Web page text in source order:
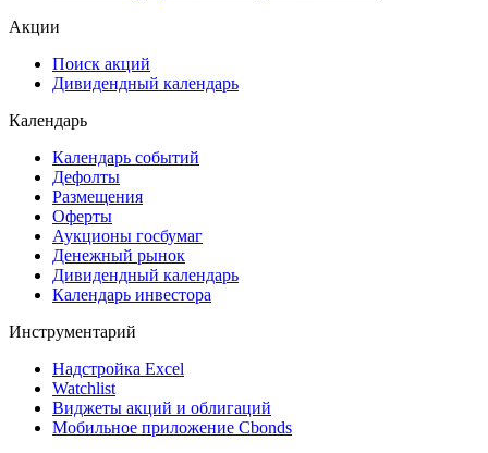
Акции
Поиск акций
Дивидендный календарь
Календарь
Календарь событий
Дефолты
Размещения
Оферты
Аукционы госбумаг
Денежный рынок
Дивидендный календарь
Календарь инвестора
Инструментарий
Надстройка Excel
Watchlist
Виджеты акций и облигаций
Мобильное приложение Cbonds